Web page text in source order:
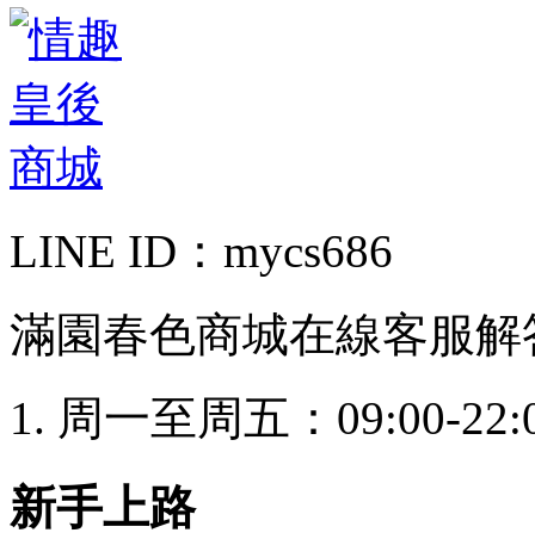
LINE ID：mycs686
滿園春色商城在線客服解
周一至周五：09:00-
新手上路